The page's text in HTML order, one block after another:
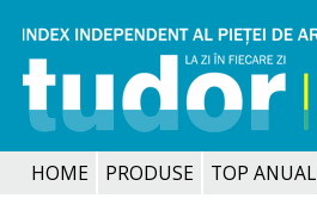
HOME PRODUSE TOP ANUAL